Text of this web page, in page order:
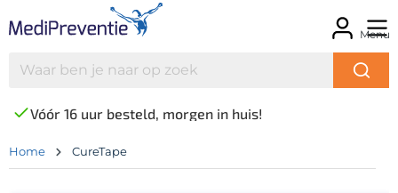
Menu
Vóór 16 uur besteld, morgen in huis!
Home CureTape